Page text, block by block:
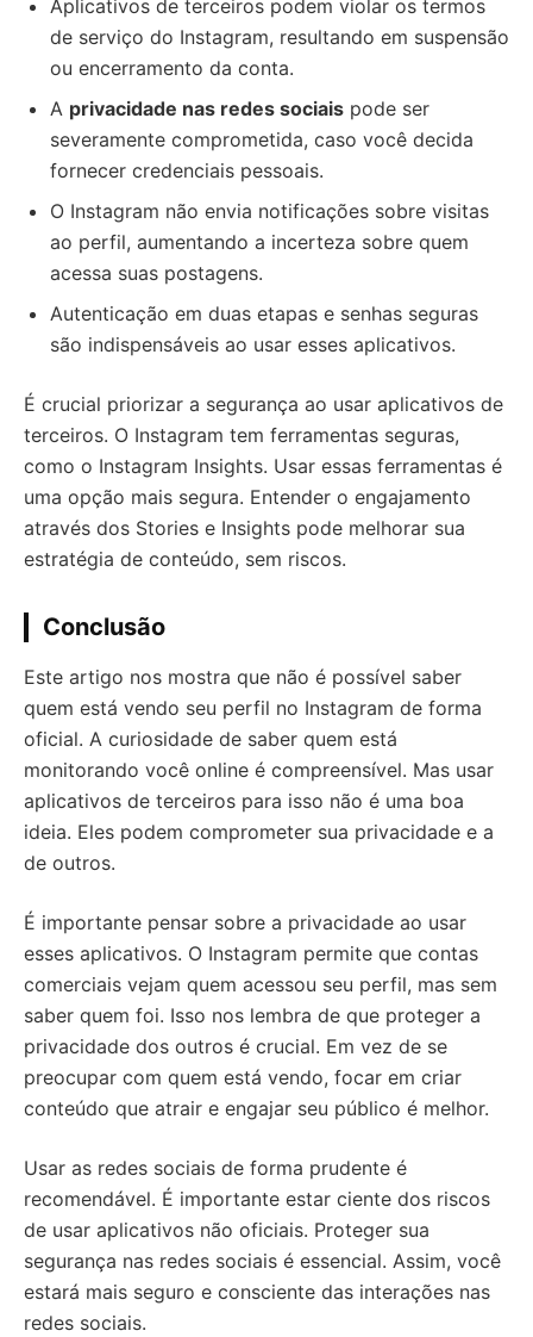
Aplicativos de terceiros podem violar os termos
de serviço do Instagram, resultando em suspensão
ou encerramento da conta.
A privacidade nas redes sociais pode ser
severamente comprometida, caso você decida
fornecer credenciais pessoais.
O Instagram não envia notificações sobre visitas
ao perfil, aumentando a incerteza sobre quem
acessa suas postagens.
Autenticação em duas etapas e senhas seguras
são indispensáveis ao usar esses aplicativos.
É crucial priorizar a segurança ao usar aplicativos de
terceiros. O Instagram tem ferramentas seguras,
como o Instagram Insights. Usar essas ferramentas é
uma opção mais segura. Entender o engajamento
através dos Stories e Insights pode melhorar sua
estratégia de conteúdo, sem riscos.
Conclusão
Este artigo nos mostra que não é possível saber
quem está vendo seu perfil no Instagram de forma
oficial. A curiosidade de saber quem está
monitorando você online é compreensível. Mas usar
aplicativos de terceiros para isso não é uma boa
ideia. Eles podem comprometer sua privacidade e a
de outros.
É importante pensar sobre a privacidade ao usar
esses aplicativos. O Instagram permite que contas
comerciais vejam quem acessou seu perfil, mas sem
saber quem foi. Isso nos lembra de que proteger a
privacidade dos outros é crucial. Em vez de se
preocupar com quem está vendo, focar em criar
conteúdo que atrair e engajar seu público é melhor.
Usar as redes sociais de forma prudente é
recomendável. É importante estar ciente dos riscos
de usar aplicativos não oficiais. Proteger sua
segurança nas redes sociais é essencial. Assim, você
estará mais seguro e consciente das interações nas
redes sociais.